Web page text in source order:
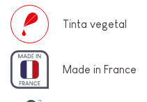
Tinta vegetal
Made in France